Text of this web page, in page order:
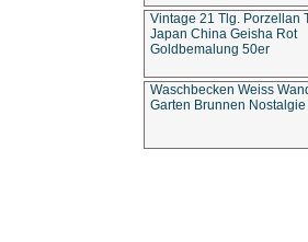
Vintage 21 Tlg. Porzellan
Japan China Geisha Rot
Goldbemalung 50er
Waschbecken Weiss
Garten Brunnen Nostalgie